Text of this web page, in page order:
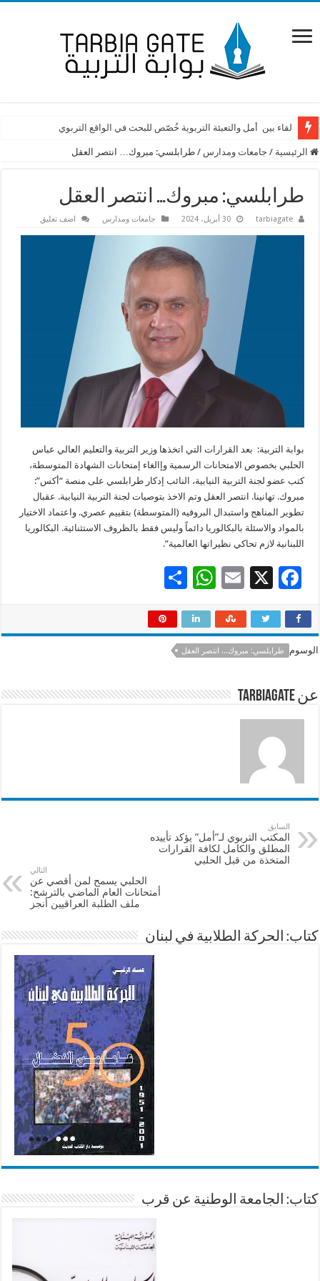
لقاء بين أمل والتعبئة التربوية خُصّص للبحث في الواقع التربوي
الرئيسية / جامعات ومدارس / طرابلسي: مبروك… انتصر العقل
طرابلسي: مبروك… انتصر العقل
tarbiagate 30 أبريل، 2024 جامعات ومدارس اضف تعليق
بوابة التربية: بعد القرارات التي اتخذها وزير التربية والتعليم العالي عباس
الحلبي بخصوص الامتحانات الرسمية وإالغاء إمتحانات الشهادة المتوسطة،
كتب عضو لجنة التربية النيابية، النائب إدكار طرابلسي على منصة “أكس”:
مبروك. تهانينا. انتصر العقل وتم الاخذ بتوصيات لجنة التربية النيابية. عقبال
تطوير المناهج واستبدال البروفيه (المتوسطة) بتقييم عصري. واعتماد الاختيار
بالمواد والاسئلة بالبكالوريا دائماً وليس فقط بالظروف الاستثنائية. البكالوريا
اللبنانية لازم تحاكي نظيراتها العالمية”.
F
e
b
o
k
X
E
ai
l
W
at
sA
p
ar
الوسوم طرابلسي: مبروك... انتصر العقل
عن tarbiagate
السابق
المكتب التربوي لـ”أمل” يؤكد تأييده
المطلق والكامل لكافة القرارات
المتخذة من قبل الحلبي
التالي
الحلبي يسمح لمن أقصي عن
أمتحانات العام الماضي بالترشح:
ملف الطلبة العراقيين أنجز
كتاب: الحركة الطلابية في لبنان
كتاب: الجامعة الوطنية عن قرب